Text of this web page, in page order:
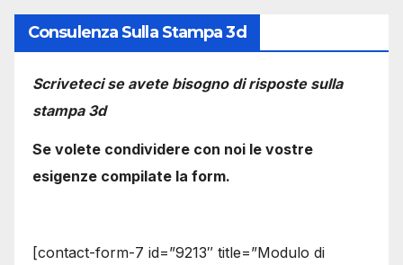
Consulenza Sulla Stampa 3d
Scriveteci se avete bisogno di risposte sulla
stampa 3d
Se volete condividere con noi le vostre
esigenze compilate la form.
[contact-form-7 id=”9213″ title=”Modulo di